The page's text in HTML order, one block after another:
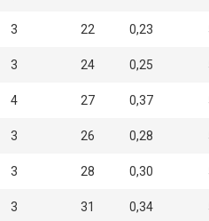
3 22 0,23
3 24 0,25
4 27 0,37
3 26 0,28
3 28 0,30
3 31 0,34